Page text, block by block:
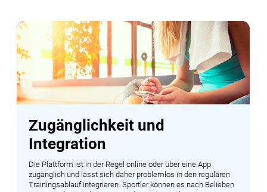
Zugänglichkeit und
Integration
Die Plattform ist in der Regel online oder über eine App
zugänglich und lässt sich daher problemlos in den regulären
Trainingsablauf integrieren. Sportler können es nach Belieben